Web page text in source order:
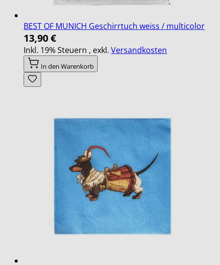
BEST OF MUNICH Geschirrtuch weiss / multicolor
13,90 €
Inkl. 19% Steuern , exkl. Versandkosten
In den Warenkorb